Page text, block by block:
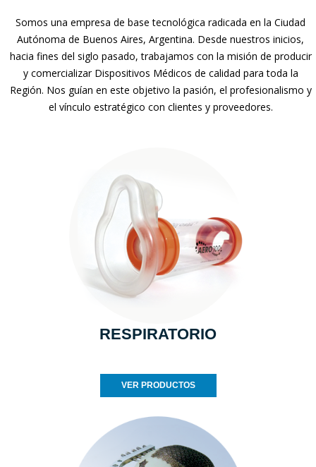
Somos una empresa de base tecnológica radicada en la Ciudad
Autónoma de Buenos Aires, Argentina. Desde nuestros inicios,
hacia fines del siglo pasado, trabajamos con la misión de producir
y comercializar Dispositivos Médicos de calidad para toda la
Región. Nos guían en este objetivo la pasión, el profesionalismo y
el vínculo estratégico con clientes y proveedores.
RESPIRATORIO
VER PRODUCTOS